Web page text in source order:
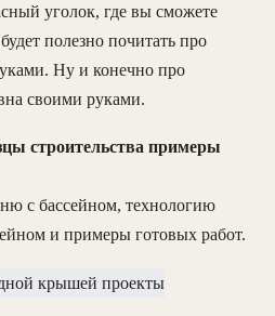
уголок, где вы сможете
полезно почитать про
Ну и конечно про
своими руками.
строительства примеры
с бассейном, технологию
и примеры готовых работ.